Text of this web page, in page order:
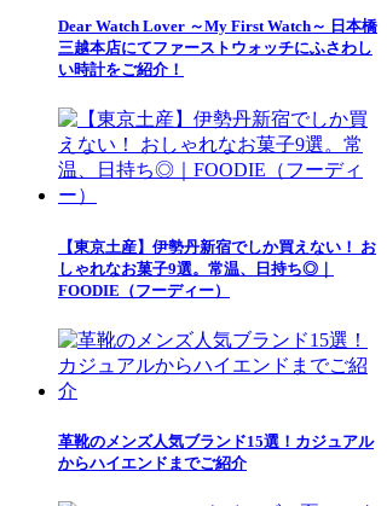
Dear Watch Lover ～My First Watch～ 日本橋
三越本店にてファーストウォッチにふさわし
い時計をご紹介！
【東京土産】伊勢丹新宿でしか買えない！ お
しゃれなお菓子9選。常温、日持ち◎｜
FOODIE（フーディー）
革靴のメンズ人気ブランド15選！カジュアル
からハイエンドまでご紹介